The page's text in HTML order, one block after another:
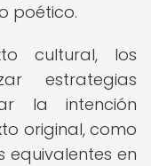
poético.
cultural, los
estrategias
la intención
original, como
equivalentes en